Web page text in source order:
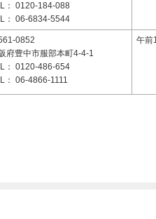
： 0120-184-088
： 06-6834-5544
0852
府豊中市服部本町4-4-1
： 0120-486-654
： 06-4866-1111
午前